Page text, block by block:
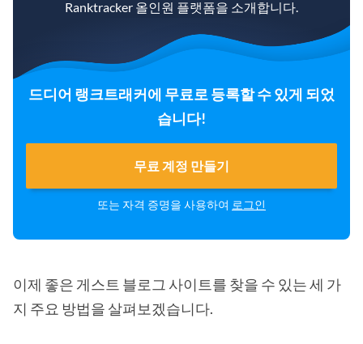
Ranktracker 올인원 플랫폼을 소개합니다.
드디어 랭크트래커에 무료로 등록할 수 있게 되었
습니다!
무료 계정 만들기
또는 자격 증명을 사용하여 로그인
이제 좋은 게스트 블로그 사이트를 찾을 수 있는 세 가
지 주요 방법을 살펴보겠습니다.